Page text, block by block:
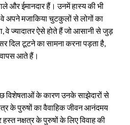
और ईमानदार हैं। उनमें हास्य की भी
अपने मजाकिया चुटकुलों से लोगों का
वे ज्यादातर ऐसे होते हैं जो आसानी से जुड़
दिल टूटने का सामना करना पड़ता है,
आते हैं।
विशेषताओं के कारण उनके साझेदारों से
के पुरुषों का वैवाहिक जीवन आनंदमय
नक्षत्र के पुरुषों के लिए विवाह की